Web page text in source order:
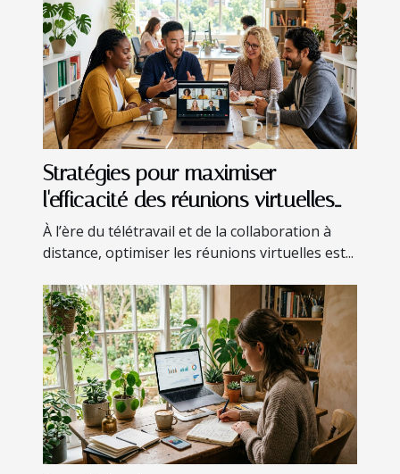
Stratégies pour maximiser
l'efficacité des réunions virtuelles
en entreprise
À l’ère du télétravail et de la collaboration à
distance, optimiser les réunions virtuelles est...